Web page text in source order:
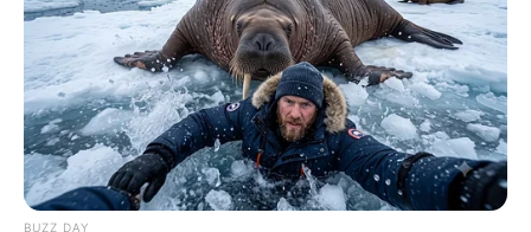
BUZZ DAY